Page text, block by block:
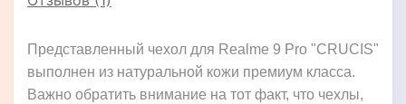
Представленный чехол для Realme 9 Pro "CRUCIS"
выполнен из натуральной кожи премиум класса.
Важно обратить внимание на тот факт, что чехлы,